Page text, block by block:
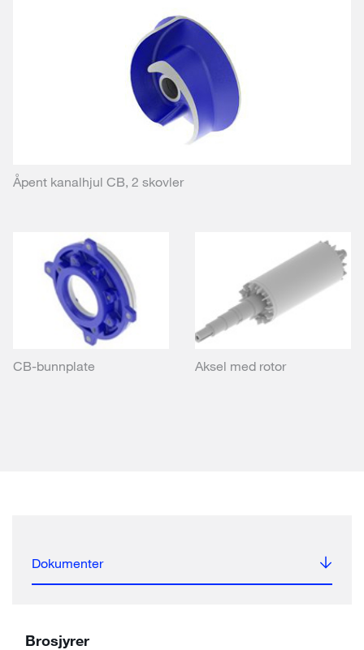
Åpent kanalhjul CB, 2 skovler
CB-bunnplate Aksel med rotor
Dokumenter
Brosjyrer